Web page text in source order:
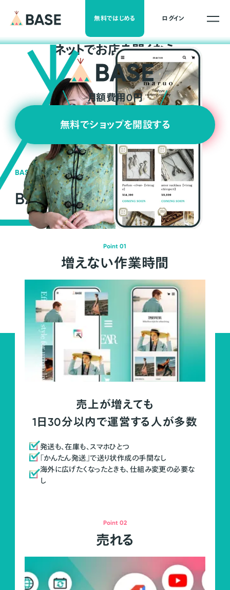
無料ではじめる ログイン
ネットでお店を開くなら
月額費用0円
無料でショップを開設する
BASEの強み
BASEが強い3つの理由
Point 01
増えない作業時間
売上が増えても
1日30分以内で運営する人が多数
発送も、在庫も、スマホひとつ
「かんたん発送」で送り状作成の手間なし
海外に広げたくなったときも、仕組み変更の必要な
し
Point 02
売れる